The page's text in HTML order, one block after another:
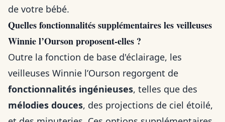
de votre bébé.
Quelles fonctionnalités supplémentaires les veilleuses
Winnie l’Ourson proposent-elles ?
Outre la fonction de base d'éclairage, les
veilleuses Winnie l’Ourson regorgent de
fonctionnalités ingénieuses, telles que des
mélodies douces, des projections de ciel étoilé,